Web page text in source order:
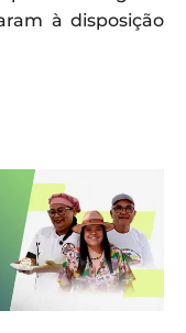
à disposição